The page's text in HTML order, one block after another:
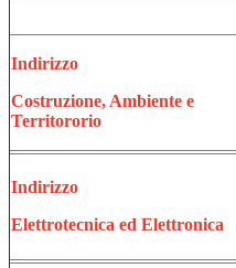
Indirizzo
Costruzione, Ambiente e
Territororio
Indirizzo
Elettrotecnica ed Elettronica